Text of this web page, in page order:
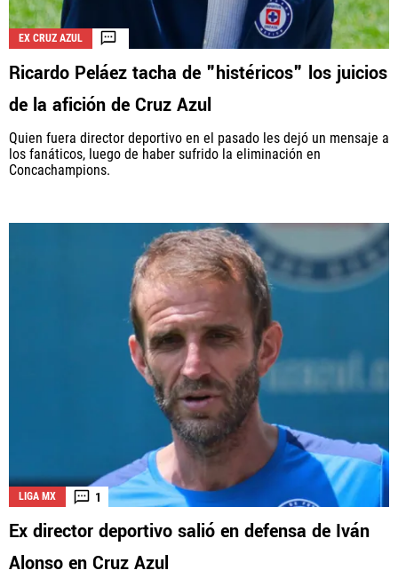
EX CRUZ AZUL
Ricardo Peláez tacha de "histéricos" los juicios
de la afición de Cruz Azul
Quien fuera director deportivo en el pasado les dejó un mensaje a
los fanáticos, luego de haber sufrido la eliminación en
Concachampions.
LIGA MX 1
Ex director deportivo salió en defensa de Iván
Alonso en Cruz Azul